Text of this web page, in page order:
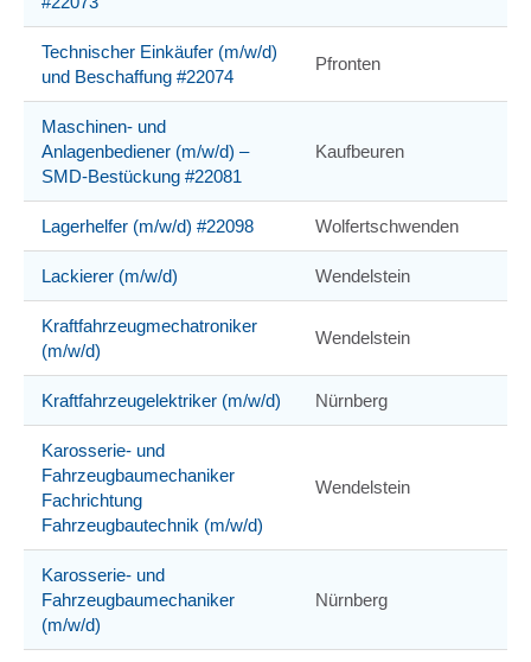
Technischer Einkäufer (m/w/d)
und Beschaffung #22074
Pfronten
Maschinen- und
Anlagenbediener (m/w/d) –
SMD-Bestückung #22081
Kaufbeuren
Lagerhelfer (m/w/d) #22098 Wolfertschwenden
Lackierer (m/w/d) Wendelstein
Kraftfahrzeugmechatroniker
(m/w/d)
Wendelstein
Kraftfahrzeugelektriker (m/w/d) Nürnberg
Karosserie- und
Fahrzeugbaumechaniker
Fachrichtung
Fahrzeugbautechnik (m/w/d)
Wendelstein
Karosserie- und
Fahrzeugbaumechaniker
(m/w/d)
Nürnberg